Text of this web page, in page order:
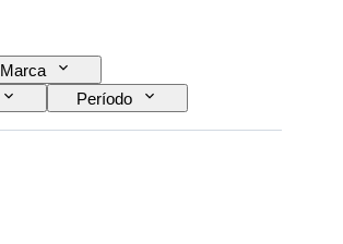
Marca
Período